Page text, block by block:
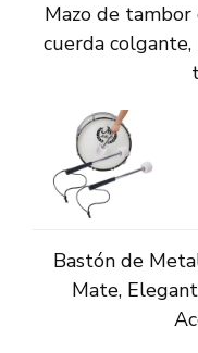
Mazo de tambor
cuerda
Bastón de
Mate,